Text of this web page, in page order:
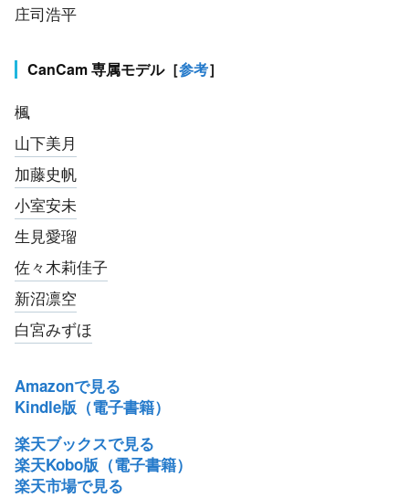
庄司浩平
CanCam 専属モデル［参考］
楓
山下美月
加藤史帆
小室安未
生見愛瑠
佐々木莉佳子
新沼凛空
白宮みずほ
Amazonで見る
Kindle版（電子書籍）
楽天ブックスで見る
楽天Kobo版（電子書籍）
楽天市場で見る